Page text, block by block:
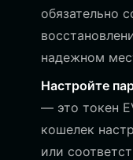
обязательно
надежном
Настройте
— это токен
кошелек
или